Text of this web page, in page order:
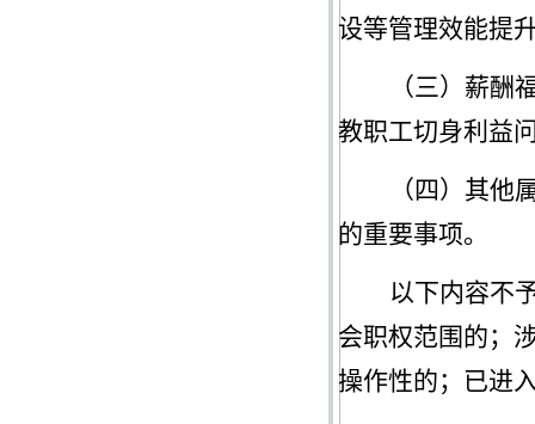
设等管理效能提
（三） 薪酬
教职工切身利益
（四） 其他
的重要事项。
以下内容不
会职权范围的；
操作性的；已进